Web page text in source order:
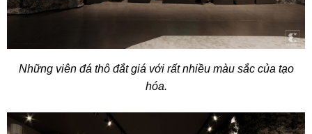
Những viên đá thô đắt giá với rất nhiều màu sắc của tạo
hóa.